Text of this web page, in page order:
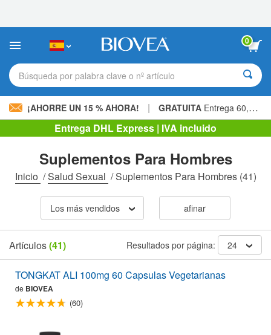
sitio
incluye
sistema
de
0
Búsqueda por palabra clave o nº artículo
¡AHORRE UN 15 % AHORA! | GRATUITA Entrega 60,00 € »
Entrega DHL Express | IVA incluido
Suplementos Para Hombres
Inicio /Salud Sexual /Suplementos Para Hombres(41)
Los más vendidos afinar
Artículos(41) Resultados por página: 24
TONGKAT ALI 100mg 60 Capsulas Vegetarianas
de BIOVEA
(60)